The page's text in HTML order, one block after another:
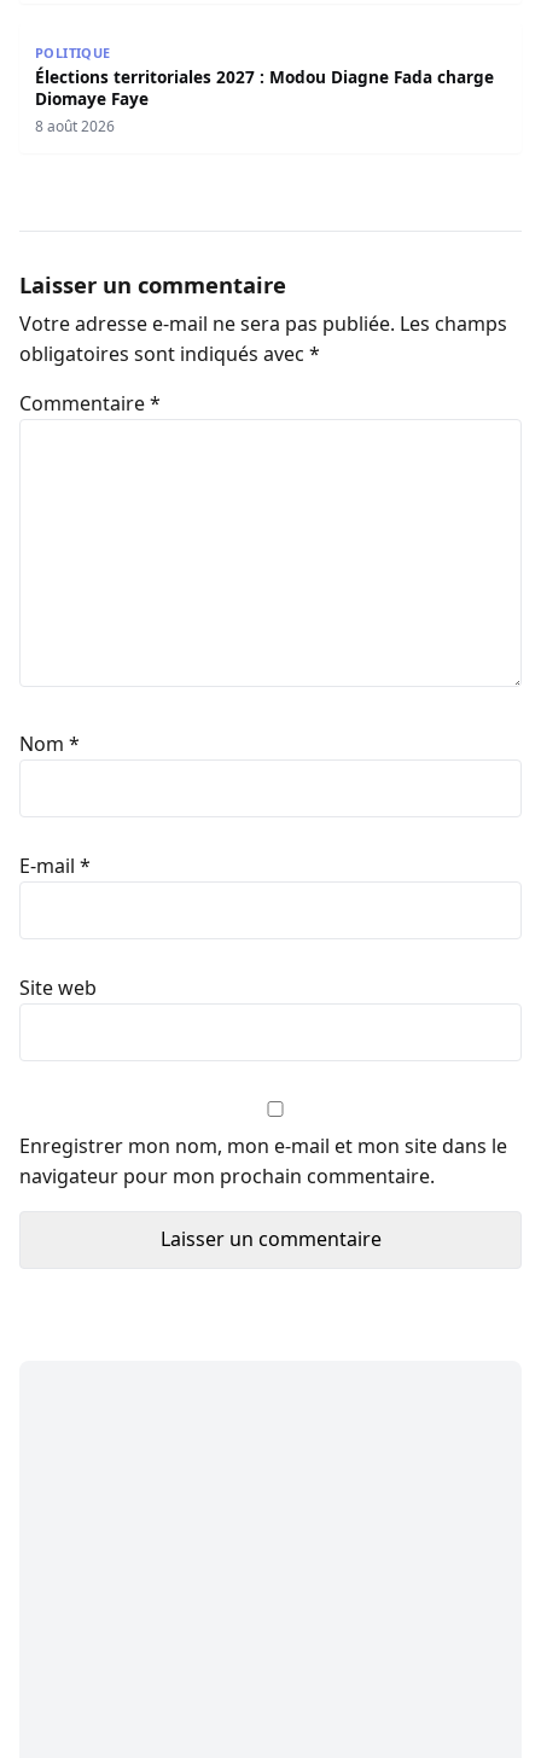
POLITIQUE
Élections territoriales 2027 : Modou Diagne Fada charge
Diomaye Faye
8 août 2026
Laisser un commentaire
Votre adresse e-mail ne sera pas publiée. Les champs
obligatoires sont indiqués avec *
Commentaire*
Nom *
E-mail *
Site web
Enregistrer mon nom, mon e-mail et mon site dans le
navigateur pour mon prochain commentaire.